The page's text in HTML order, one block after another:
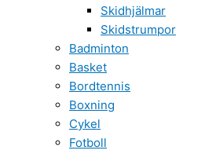
Skidhjälmar
Skidstrumpor
Badminton
Basket
Bordtennis
Boxning
Cykel
Fotboll